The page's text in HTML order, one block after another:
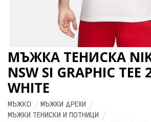
МЪЖКА ТЕНИСКА
NSW SI GRAPHIC TEE
WHITE
МЪЖКО
МЪЖКИ ДРЕХИ
МЪЖКИ ТЕНИСКИ И ПОТНИЦИ